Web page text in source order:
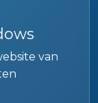
van